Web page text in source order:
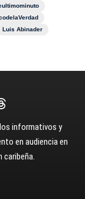
Luis Abinader
informativos y
en audiencia en